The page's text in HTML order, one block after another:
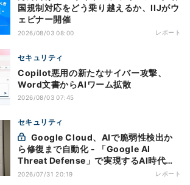
国規制対応をどう乗り越えるか、IIJがウ
ェビナー開催
2026/08/03 08:00 レポート
セキュリティ
Copilot悪用の新たなサイバー攻撃、
Word文書からAIワーム拡散
2026/08/03 07:45
セキュリティ
ら修復まで自動化 - 「Google AI
Threat Defense」で実現するAI時代の
防御戦略
2026/07/31 20:19 レポート